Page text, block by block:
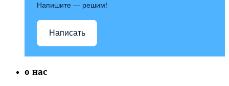
Напишите — решим!
Написать
о нас